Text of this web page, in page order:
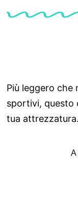
Più leggero che
sportivi, questo
tua attrezzatura.
A